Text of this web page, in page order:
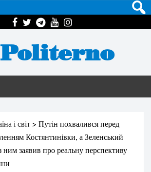
Politerno
і світ > Путін похвалився перед
Костянтинівки, а Зеленський
ним заявив про реальну перспективу